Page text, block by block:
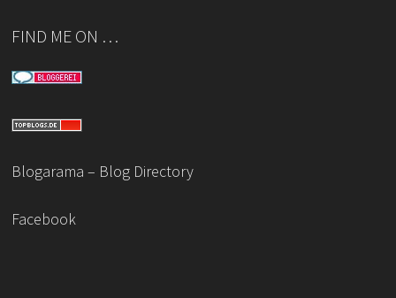
FIND ME ON …
Blogarama – Blog Directory
Facebook